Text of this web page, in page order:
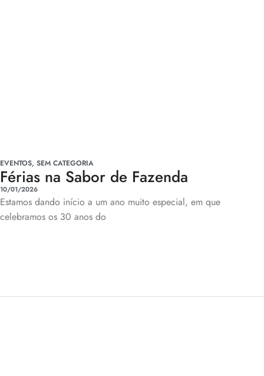
EVENTOS, SEM CATEGORIA
Férias na Sabor de Fazenda
10/01/2026
Estamos dando início a um ano muito especial, em que
celebramos os 30 anos do